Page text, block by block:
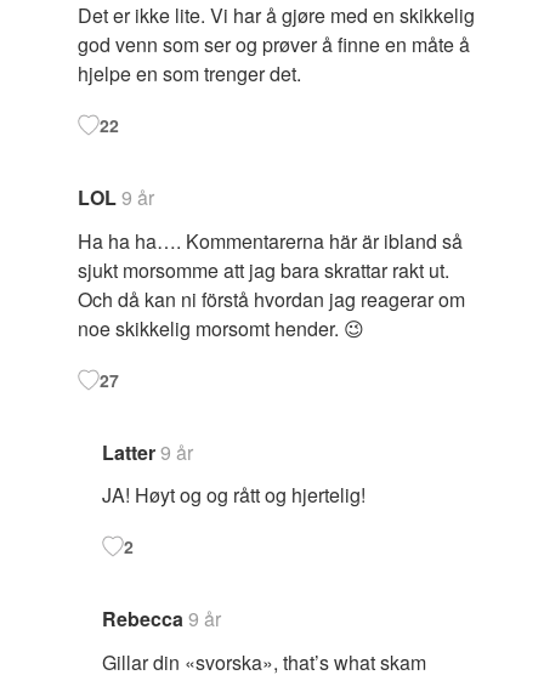
Det er ikke lite. Vi har å gjøre med en skikkelig
god venn som ser og prøver å finne en måte å
hjelpe en som trenger det.
22
LOL9 år
Ha ha ha…. Kommentarerna här är ibland så
sjukt morsomme att jag bara skrattar rakt ut.
Och då kan ni förstå hvordan jag reagerar om
noe skikkelig morsomt hender. 😉
27
Latter9 år
JA! Høyt og og rått og hjertelig!
2
Rebecca9 år
Gillar din «svorska», that’s what skam